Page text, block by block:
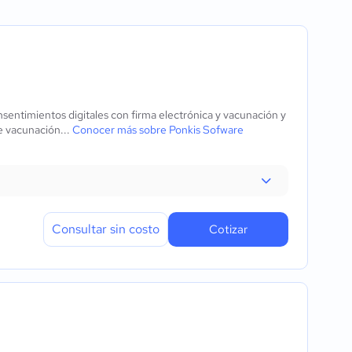
digitales con firma electrónica y vacunación y
vacunación... Conocer más sobre Ponkis Sofware
Consultar sin costo Cotizar